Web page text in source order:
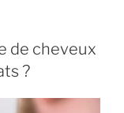
de cheveux
?